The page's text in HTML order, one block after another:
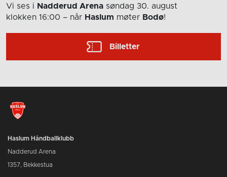
Vi ses i Nadderud Arena søndag 30. august
klokken 16:00 – når Haslum møter Bodø!
Billetter
Haslum Håndballklubb
Nadderud Arena
1357, Bekkestua